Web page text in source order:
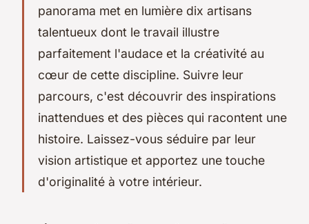
panorama met en lumière dix artisans
talentueux dont le travail illustre
parfaitement l'audace et la créativité au
cœur de cette discipline. Suivre leur
parcours, c'est découvrir des inspirations
inattendues et des pièces qui racontent une
histoire. Laissez-vous séduire par leur
vision artistique et apportez une touche
d'originalité à votre intérieur.